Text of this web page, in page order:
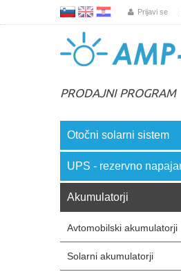
Prijavi se
PRODAJNI PROGRAM
Otočni solarni sistem
UPS - rezervno
Akumulatorji
Avtomobilski akumulatorji
Solarni akumulatorji